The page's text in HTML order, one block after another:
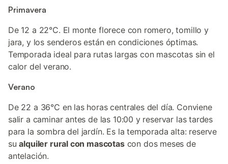
Primavera
De 12 a 22°C. El monte florece con romero, tomillo y
jara, y los senderos están en condiciones óptimas.
Temporada ideal para rutas largas con mascotas sin el
calor del verano.
Verano
De 22 a 36°C en las horas centrales del día. Conviene
salir a caminar antes de las 10:00 y reservar las tardes
para la sombra del jardín. Es la temporada alta: reserve
sualquiler rural con mascotascon dos meses de
antelación.